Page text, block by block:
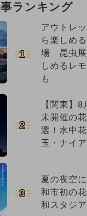
ランキング
1
アウトレ
ら楽しめ
場 昆虫展
しめるレ
も
2
【関東】8
末開催の
選！水中
玉・ナイ
3
夏の夜空
和市初の
和スタジ